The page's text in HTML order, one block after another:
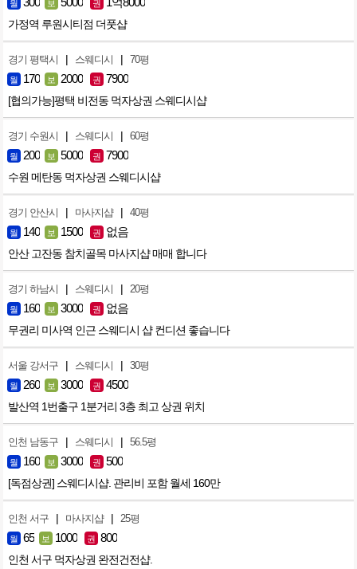
월 보 권
가정역 루원시티점 더풋샵
경기 평택시 | 스웨디시 | 70평
월 170 보 2000 권 7900
[협의가능]평택 비전동 먹자상권 스웨디시샵
경기 수원시 | 스웨디시 | 60평
월 200 보 5000 권 7900
수원 메탄동 먹자상권 스웨디시샵
경기 안산시 | 마사지샵 | 40평
월 140 보 1500 권 없음
안산 고잔동 참치골목 마사지샵 매매 합니다
경기 하남시 | 스웨디시 | 20평
월 160 보 3000 권 없음
무권리 미사역 인근 스웨디시 샵 컨디션 좋습니다
서울 강서구 | 스웨디시 | 30평
월 260 보 3000 권 4500
발산역 1번출구 1분거리 3층 최고 상권 위치
인천 남동구 | 스웨디시 | 56.5평
월 160 보 3000 권 500
[독점상권] 스웨디시샵. 관리비 포함 월세 160만
인천 서구 | 마사지샵 | 25평
월 65 보 1000 권 800
인천 서구 먹자상권 완전건전샵.